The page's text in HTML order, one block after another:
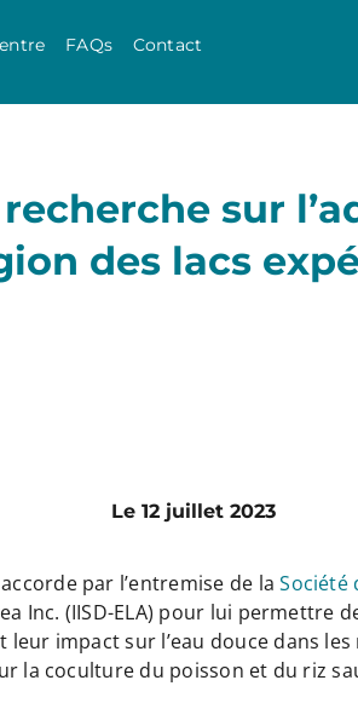
FAQs Contact
sur
des lacs
Le 12 juillet 2023
par l’entremise de laSociété
Inc. (IISD-ELA) pour lui
impact sur l’eau douce dans
la coculture du poisson et du riz